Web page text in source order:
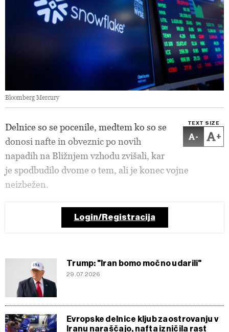
Bloomberg Mercury
TEXT SIZE
- +
Delnice so se pocenile, medtem ko so se
donosi nafte in obveznic po novih
napadih na Bližnjem vzhodu zvišali, kar
je spodbudilo dvome o tem, ali je konec vojne
neizbežen.
Login/Registracija
Trump: "Iran bomo močno udarili"
29.07.2026
Evropske delnice kljub zaostrovanju v
Iranu naraščajo, nafta izničila rast